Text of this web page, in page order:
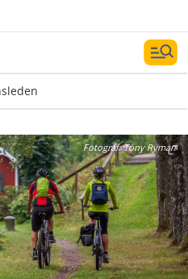
Fotograf:Tony Ryman